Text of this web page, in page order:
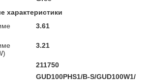
характеристики
3.61
3.21
211750
GUD100PHS1/B-S/GUD100W1/